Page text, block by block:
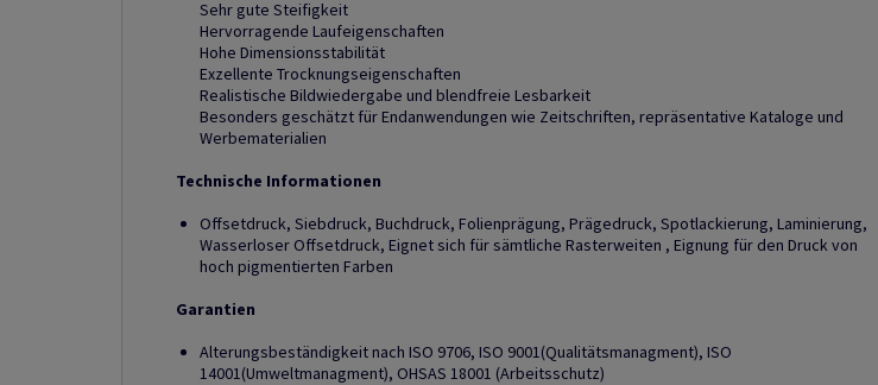
Sehr gute Steifigkeit
Hervorragende Laufeigenschaften
Hohe Dimensionsstabilität
Exzellente Trocknungseigenschaften
Realistische Bildwiedergabe und blendfreie Lesbarkeit
Besonders geschätzt für Endanwendungen wie Zeitschriften, repräsentative Kataloge und
Werbematerialien
Technische Informationen
Offsetdruck, Siebdruck, Buchdruck, Folienprägung, Prägedruck, Spotlackierung, Laminierung,
Wasserloser Offsetdruck, Eignet sich für sämtliche Rasterweiten , Eignung für den Druck von
hoch pigmentierten Farben
Garantien
Alterungsbeständigkeit nach ISO 9706, ISO 9001(Qualitätsmanagment), ISO
14001(Umweltmanagment), OHSAS 18001 (Arbeitsschutz)